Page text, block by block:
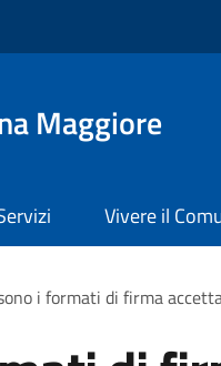
Maggiore
Vivere il
i formati di firma